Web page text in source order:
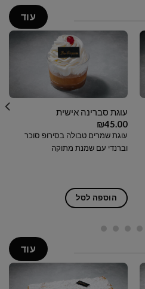
עוד
עוגת סברינה אישית
₪45.00
עוגת שמרים טבולה בסירופ סוכר
וברנדי עם שמנת מתוקה
הוספה לסל
עוד